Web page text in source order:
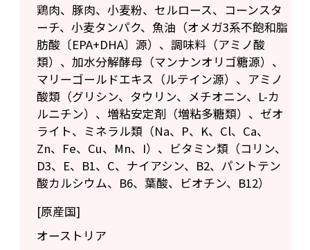
鶏肉、豚肉、小麦粉、セルロース、コーンスタ
ーチ、小麦タンパク、魚油（オメガ3系不飽和脂
肪酸〔EPA+DHA〕源）、調味料（アミノ酸
類）、加水分解酵母（マンナンオリゴ糖源）、
マリーゴールドエキス（ルテイン源）、アミノ
酸類（グリシン、タウリン、メチオニン、L-カ
ルニチン）、増粘安定剤（増粘多糖類）、ゼオ
ライト、ミネラル類（Na、P、K、Cl、Ca、
Zn、Fe、Cu、Mn、I）、ビタミン類（コリン、
D3、E、B1、C、ナイアシン、B2、パントテン
酸カルシウム、B6、葉酸、ビオチン、B12）
[原産国]
オーストリア